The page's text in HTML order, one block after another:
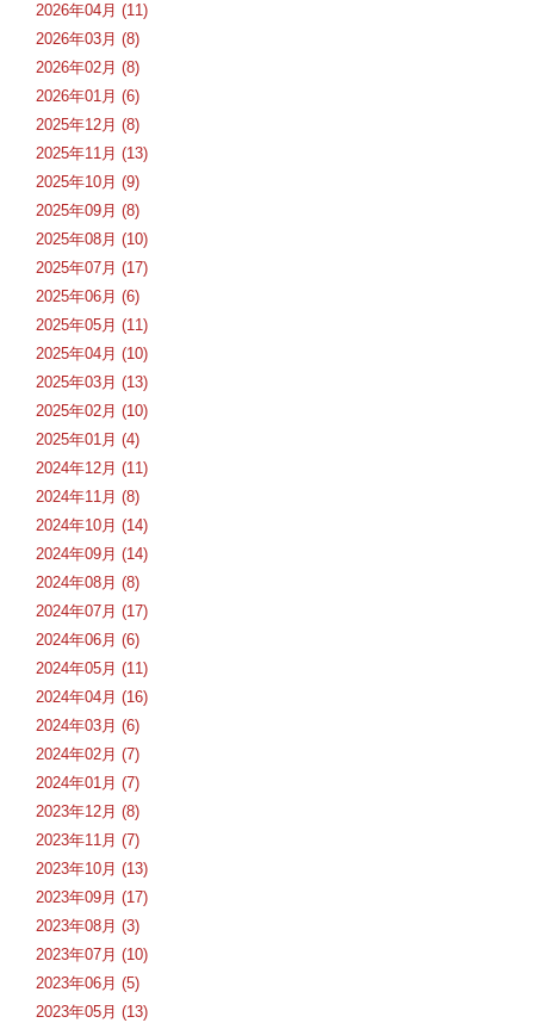
2026年04月 (11)
2026年03月 (8)
2026年02月 (8)
2026年01月 (6)
2025年12月 (8)
2025年11月 (13)
2025年10月 (9)
2025年09月 (8)
2025年08月 (10)
2025年07月 (17)
2025年06月 (6)
2025年05月 (11)
2025年04月 (10)
2025年03月 (13)
2025年02月 (10)
2025年01月 (4)
2024年12月 (11)
2024年11月 (8)
2024年10月 (14)
2024年09月 (14)
2024年08月 (8)
2024年07月 (17)
2024年06月 (6)
2024年05月 (11)
2024年04月 (16)
2024年03月 (6)
2024年02月 (7)
2024年01月 (7)
2023年12月 (8)
2023年11月 (7)
2023年10月 (13)
2023年09月 (17)
2023年08月 (3)
2023年07月 (10)
2023年06月 (5)
2023年05月 (13)